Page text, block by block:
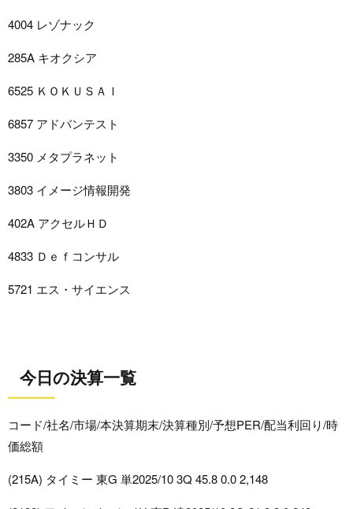
4004 レゾナック
285A キオクシア
6525 ＫＯＫＵＳＡＩ
6857 アドバンテスト
3350 メタプラネット
3803 イメージ情報開発
402A アクセルＨＤ
4833 Ｄｅｆコンサル
5721 エス・サイエンス
今日の決算一覧
コード/社名/市場/本決算期末/決算種別/予想PER/配当利回り/時
価総額
(215A) タイミー 東G 単2025/10 3Q 45.8 0.0 2,148